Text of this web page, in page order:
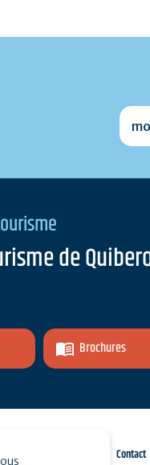
de
Brochures
Contact